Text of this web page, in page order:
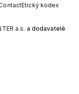
Etický kodex
a.s. a dodavatelé